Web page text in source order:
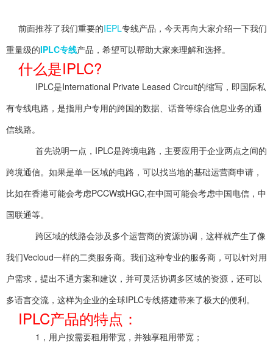
前面推荐了我们重要的IEPL专线产品，今天再向大家介绍一下我们
重量级的IPLC专线产品，希望可以帮助大家来理解和选择。
什么是IPLC?
IPLC是International Private Leased Circuit的缩写，即国际私
有专线电路，是指用户专用的跨国的数据、话音等综合信息业务的通
信线路。
首先说明一点，IPLC是跨境电路，主要应用于企业两点之间的
跨境通信。如果是单一区域的电路，可以找当地的基础运营商申请，
比如在香港可能会考虑PCCW或HGC,在中国可能会考虑中国电信，中
国联通等。
跨区域的线路会涉及多个运营商的资源协调，这样就产生了像
我们Vecloud一样的二类服务商。我们这种专业的服务商，可以针对用
户需求，提出不通方案和建议，并可灵活协调多区域的资源，还可以
多语言交流，这样为企业的全球IPLC专线搭建带来了极大的便利。
IPLC产品的特点：
1，用户按需要租用带宽，并独享租用带宽；